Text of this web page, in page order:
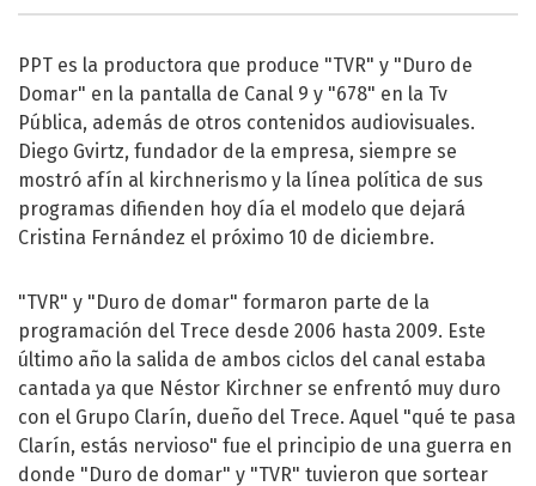
PPT es la productora que produce "TVR" y "Duro de
Domar" en la pantalla de Canal 9 y "678" en la Tv
Pública, además de otros contenidos audiovisuales.
Diego Gvirtz, fundador de la empresa, siempre se
mostró afín al kirchnerismo y la línea política de sus
programas difienden hoy día el modelo que dejará
Cristina Fernández el próximo 10 de diciembre.
"TVR" y "Duro de domar" formaron parte de la
programación del Trece desde 2006 hasta 2009. Este
último año la salida de ambos ciclos del canal estaba
cantada ya que Néstor Kirchner se enfrentó muy duro
con el Grupo Clarín, dueño del Trece. Aquel "qué te pasa
Clarín, estás nervioso" fue el principio de una guerra en
donde "Duro de domar" y "TVR" tuvieron que sortear